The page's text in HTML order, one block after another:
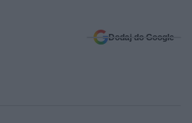
Dodaj do Google